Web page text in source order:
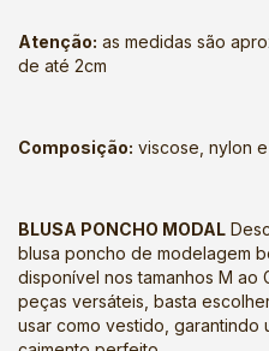
Atenção: as medidas são
de até 2cm
Composição: viscose, nylon
BLUSA PONCHO MODAL
blusa poncho de modelagem
disponível nos tamanhos M ao
peças versáteis, basta
usar como vestido, garantindo